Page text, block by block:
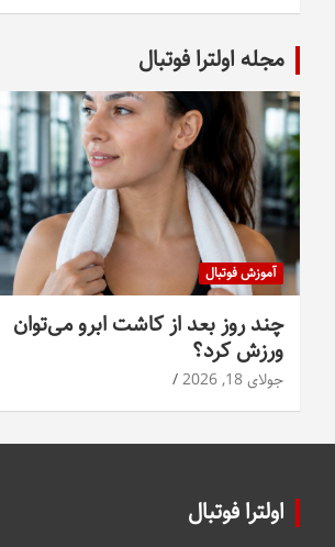
مجله اولترا فوتبال
آموزش فوتبال
چند روز بعد از کاشت ابرو می‌توان
ورزش کرد؟
جولای 18, 2026
اولترا فوتبال